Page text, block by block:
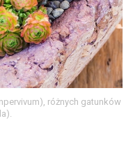
różnych gatunków